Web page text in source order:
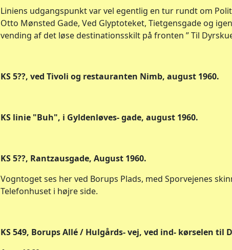
Liniens udgangspunkt var vel egentlig en tur rundt om
Otto Mønsted Gade, Ved Glyptoteket, Tietgensgade og
vending af det løse destinationsskilt på fronten ” Til
KS 5??, ved Tivoli og restauranten Nimb, august 1960.
KS linie "Buh", i Gyldenløves- gade, august 1960.
KS 5??, Rantzausgade, August 1960.
Vogntoget ses her ved Borups Plads, med Sporvejenes
Telefonhuset i højre side.
KS 549, Borups Allé / Hulgårds- vej, ved ind- kørselen til